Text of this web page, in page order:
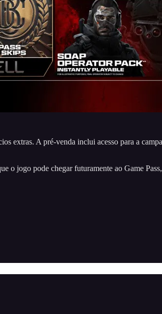
extras. A pré-venda inclui acesso para a
jogo pode chegar futuramente ao Game